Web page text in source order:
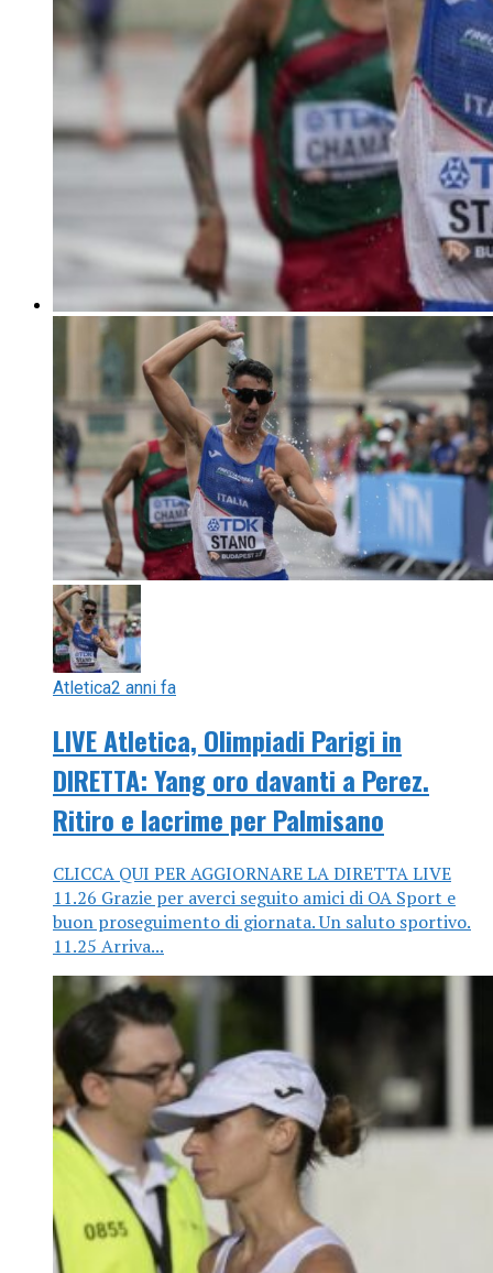
Atletica2 anni fa
LIVE Atletica, Olimpiadi Parigi in
DIRETTA: Yang oro davanti a Perez.
Ritiro e lacrime per Palmisano
CLICCA QUI PER AGGIORNARE LA DIRETTA LIVE
11.26 Grazie per averci seguito amici di OA Sport e
buon proseguimento di giornata. Un saluto sportivo.
11.25 Arriva...